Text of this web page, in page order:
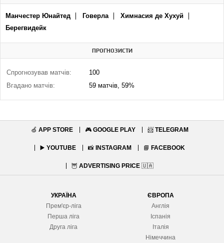
Манчестер Юнайтед Говерла
Химнасия де Хухуй
Берегвидейк
ПРОГНОЗИСТИ
Спрогнозував матчів:
100
Вгадано матчів:
59 матчів, 59%
🍏 APP STORE 🎮 GOOGLE PLAY 📨 TELEGRAM
▶️ YOUTUBE 📸 INSTAGRAM 📘 FACEBOOK
🦉 ADVERTISING PRICE 🇺🇦
УКРАЇНА
Прем'єр-ліга
Перша ліга
Друга ліга
ЄВРОПА
Англія
Іспанія
Італія
Німеччина